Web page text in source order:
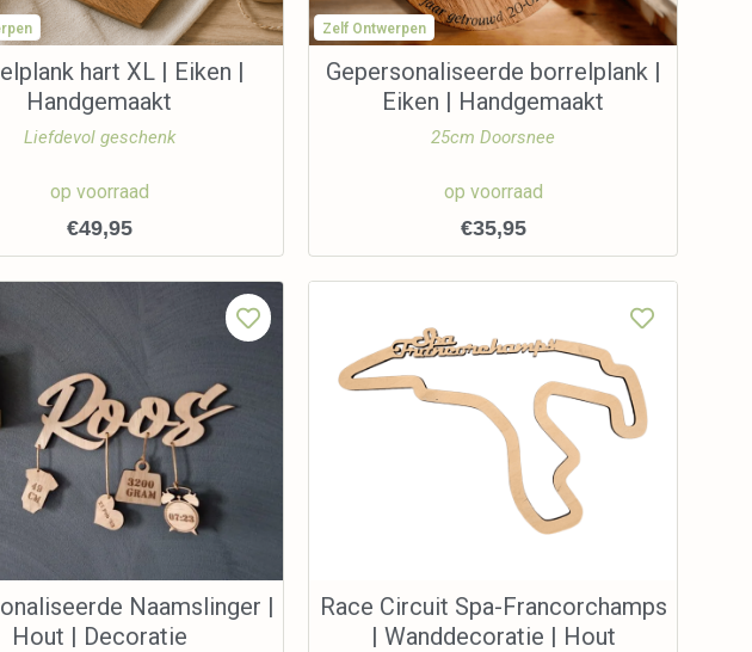
hart XL | Eiken |
Handgemaakt
Liefdevol geschenk
op voorraad
€49,95
Zelf Ontwerpen
Gepersonaliseerde borrelplank |
Eiken | Handgemaakt
25cm Doorsnee
op voorraad
€35,95
Naamslinger |
Hout | Decoratie
Race Circuit Spa-Francorchamps
| Wanddecoratie | Hout